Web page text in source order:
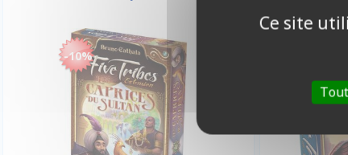
-10%
Ce site